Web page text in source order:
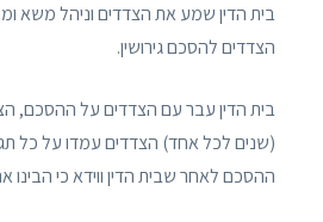
בית הדין שמע את הצדדים וניהל משא
הצדדים להסכם גירושין.
בית הדין עבר עם הצדדים על ההסכם,
(שנים לכל אחד) הצדדים עמדו על כל תג
ההסכם לאחר שבית הדין ווידא כי הבינו